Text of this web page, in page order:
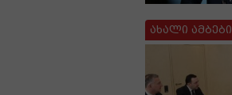
ახალი ამბები